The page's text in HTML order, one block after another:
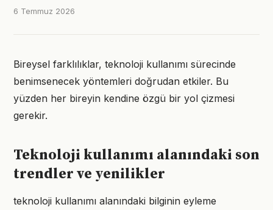
6 Temmuz 2026
Bireysel farklılıklar, teknoloji kullanımı sürecinde
benimsenecek yöntemleri doğrudan etkiler. Bu
yüzden her bireyin kendine özgü bir yol çizmesi
gerekir.
Teknoloji kullanımı alanındaki son
trendler ve yenilikler
teknoloji kullanımı alanındaki bilginin eyleme